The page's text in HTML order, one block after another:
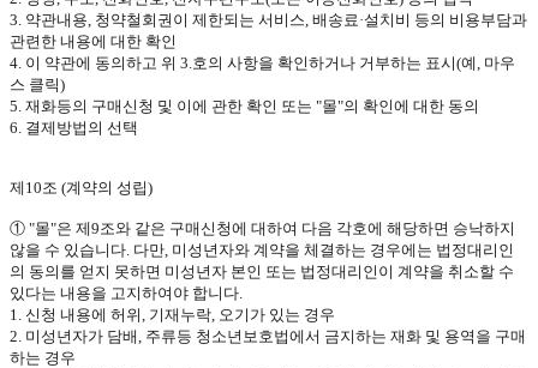
3. 약관내용 청약철회권이 제한되는 서비스 배송료·설치비 등의 비용부담과
관련한 내용에 대한 확인
4. 이 약관에 동의하고 위 3. 호의 사항을 확인하거나 거부하는 표시(예 마우
스 클릭)
5. 재화등의 구매신청 및 이에 관한 확인 또는 "몰"의 확인에 대한 동의
6. 결제방법의 선택
제 10조 (계약의 성립)
① "몰"은 제9조와 같은 구매신청에 대하여 다음 각호에 해당하면 승낙하지
않을 수 있습니다 다만 미성년자와 계약을 체결하는 경우에는 법정대리인
의 동의를 얻지 못하면 미성년자 본인 또는 법정대리인이 계약을 취소할 수
있다는 내용을 고지하여야 합니다
1. 신청 내용에 허위 기재누락 오기가 있는 경우
2. 미성년자가 담배 주류등 청소년보호법에서 금지하는 재화 및 용역을 구매
하는 경우